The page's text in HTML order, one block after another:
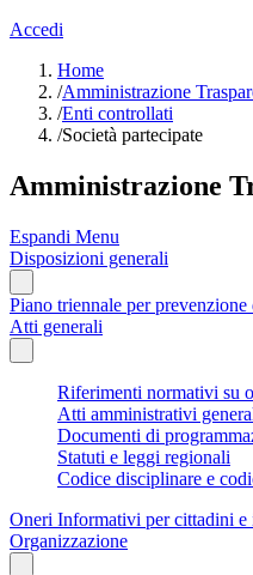
Accedi
Home
/Amministrazione
/Enti controllati
/Società partecipate
Amministrazione
Espandi Menu
Disposizioni generali
Piano triennale per
Atti generali
Riferimenti normativi su
Atti amministrativi
Documenti di
Statuti e leggi regionali
Codice disciplinare e
Oneri Informativi per cittadini e
Organizzazione